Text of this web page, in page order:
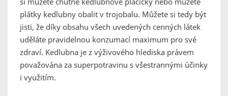
plátky kedlubny obalit v trojobalu. Můžete si tedy být
jisti, že díky obsahu všech uvedených cenných látek
uděláte pravidelnou konzumací maximum pro své
zdraví. Kedlubna je z výživového hlediska právem
považována za superpotravinu s všestrannými účinky
i využitím.